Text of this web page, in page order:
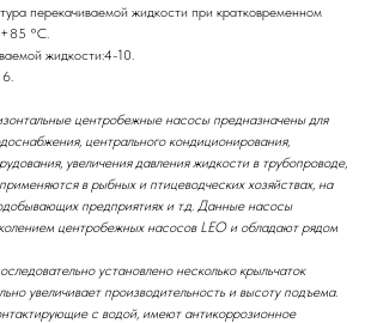
перекачиваемой жидкости при кратковременном
+85 °C.
жидкости:4-10.
6.
центробежные насосы предназначены для
центрального кондиционирования,
увеличения давления жидкости в трубопроводе,
в рыбных и птицеводческих хозяйствах, на
предприятиях и т.д. Данные насосы
центробежных насосов LEO и обладают рядом
установлено несколько крыльчаток
увеличивает производительность и высоту подъема.
с водой, имеют антикоррозионное